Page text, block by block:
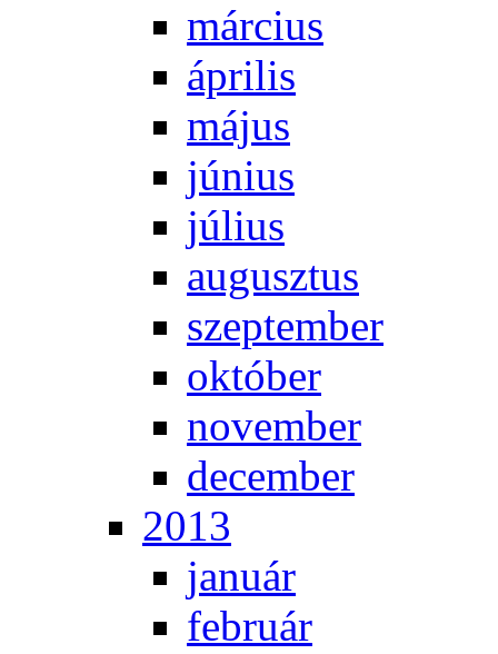
már­ci­us
áp­ri­lis
má­jus
jú­ni­us
jú­li­us
au­gusz­tus
szep­tem­ber
ok­tó­ber
no­vem­ber
de­cem­ber
2013
ja­nu­ár
feb­ru­ár